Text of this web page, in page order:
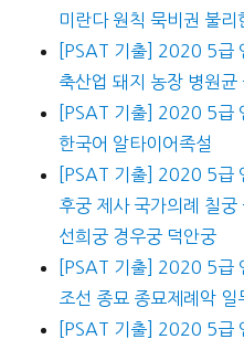
미란다 원칙 묵비권 불리
[PSAT 기출] 2020 5급
축산업 돼지 농장 병원균
[PSAT 기출] 2020 5급
한국어 알타이어족설
[PSAT 기출] 2020 5급
후궁 제사 국가의례 칠
선희궁 경우궁 덕안궁
[PSAT 기출] 2020 5급
조선 종묘 종묘제례악
[PSAT 기출] 2020 5급